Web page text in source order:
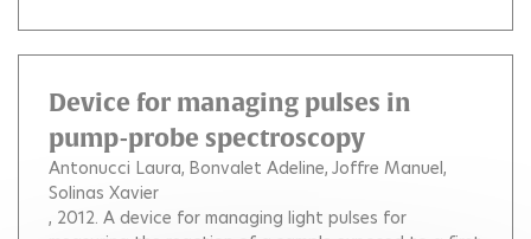
Device for managing pulses in
pump-probe spectroscopy
Antonucci Laura Bonvalet Adeline Joffre Manuel
Solinas Xavier
, 2012. A device for managing light pulses for